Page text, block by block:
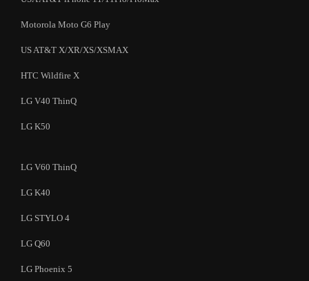
Motorola Moto G6 Play
US AT&T X/XR/XS/XSMAX
HTC Wildfire X
LG V40 ThinQ
LG K50
LG V60 ThinQ
LG K40
LG STYLO 4
LG Q60
LG Phoenix 5